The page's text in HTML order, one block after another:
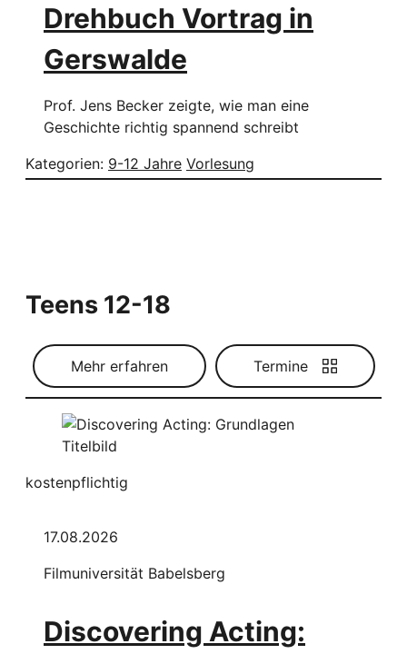
Drehbuch Vortrag in
Gerswalde
Prof. Jens Becker zeigte, wie man eine
Geschichte richtig spannend schreibt
Kategorien: 9-12 Jahre Vorlesung
Teens 12-18
Mehr erfahren Termine
kostenpflichtig
17.08.2026
Filmuniversität Babelsberg
Discovering Acting: